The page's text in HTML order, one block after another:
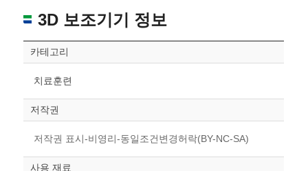
3D 보조기기 정보
카테고리
치료훈련
저작권
저작권 표시-비영리-동일조건변경허락(BY-NC-SA)
사용 재료